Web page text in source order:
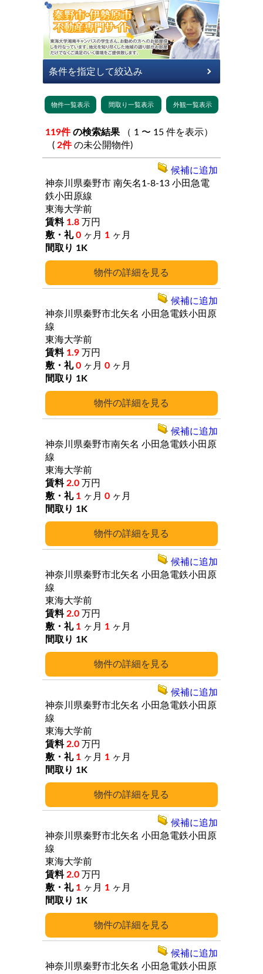
119件 の検索結果
( 2件 の未公開物件)
詳細
神奈川県秦野市 南矢名1-8-13 小田急電
鉄小田原線
東海大学前
1.8 万円
0 ヶ月 1 ヶ月
1K
候補に追加
詳細
神奈川県秦野市北矢名 小田急電鉄小田原
線
東海大学前
1.9 万円
0 ヶ月 0 ヶ月
1K
候補に追加
詳細
神奈川県秦野市南矢名 小田急電鉄小田原
線
東海大学前
2.0 万円
1 ヶ月 0 ヶ月
1K
候補に追加
詳細
神奈川県秦野市北矢名 小田急電鉄小田原
線
東海大学前
2.0 万円
1 ヶ月 1 ヶ月
1K
候補に追加
詳細
神奈川県秦野市北矢名 小田急電鉄小田原
線
東海大学前
2.0 万円
1 ヶ月 1 ヶ月
1K
候補に追加
詳細
神奈川県秦野市北矢名 小田急電鉄小田原
線
東海大学前
2.0 万円
1 ヶ月 1 ヶ月
1K
候補に追加
神奈川県秦野市北矢名 小田急電鉄小田原
候補に追加